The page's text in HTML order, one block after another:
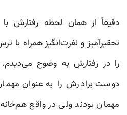
دقیقاً از همان لحظه رفتارش
تحقیرآمیز‌ و نفرت‌انگیز همراه با
را در رفتار‌ش به وضوح
دوست برادرش را به عنوان
مهمان بودند ولی در واقع